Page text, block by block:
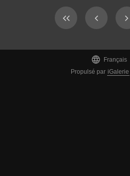

Français
Propulsé par iGalerie